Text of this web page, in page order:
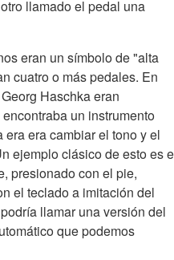
llamado el pedal una
eran un símbolo de "alta
cuatro o más pedales. En
Haschka eran
un instrumento
era cambiar el tono y el
ejemplo clásico de esto es
presionado con el pie,
el teclado a imitación del
llamar una versión del
que podemos